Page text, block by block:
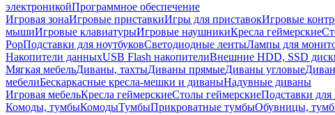
электроникойПрограммное обеспечение
Игровая зонаИгровые приставкиИгры для приставокИгровые
мышиИгровые клавиатурыИгровые наушникиКресла геймерские
PopПодставки для ноутбуковСветодиодные лентыЛампы для
Накопители данныхUSB Flash накопителиВнешние HDD, SSD
Мягкая мебельДиваны, тахтыДиваны прямыеДиваны угловые
мебелиБескаркасные кресла-мешки и диваныНадувные диваны
Игровая мебельКресла геймерскиеСтолы геймерскиеПодставки для
Комоды, тумбыКомодыТумбыПрикроватные тумбыОбувницы,